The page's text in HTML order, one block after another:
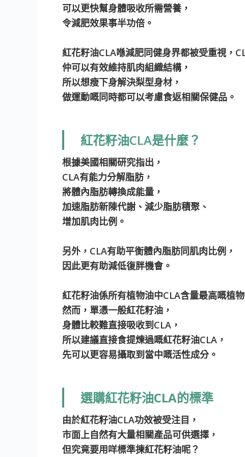
可以更快幫身體吸收所需營養，
令減肥效果事半功倍。
紅花籽油CLA喺減肥同健身界都被受重視，
仲可以有效維持肌肉組織結構，
所以想瘦下身解決梨型身材，
做運動嘅同時都可以考慮食返相關保健品。
紅花籽油CLA是什麼？
根據美國相關研究指出，
CLA有能力分解脂肪，
將體內脂肪轉換成能量，
加速脂肪新陳代謝、減少脂肪積聚、
增加肌肉比例。
另外，CLA有助平衡體內脂肪同肌肉比例，
因此更有助減低復胖機會。
紅花籽油係所有植物油中CLA含量最高嘅植
然而，單憑一般紅花籽油，
身體比較難直接吸收到CLA，
所以建議直接食提煉過嘅紅花籽油CLA，
先可以更容易攝取到當中嘅活性成分。
選購紅花籽油CLA的標準
由於紅花籽油CLA功效被受注目，
市面上自然有大量相關產品可供選擇，
但究竟要用咩標準揀紅花籽油呢？